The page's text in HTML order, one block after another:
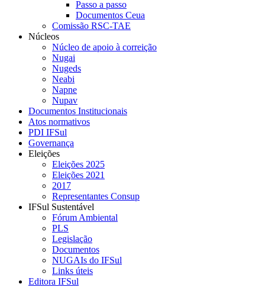
Passo a passo
Documentos Ceua
Comissão RSC-TAE
Núcleos
Núcleo de apoio à correição
Nugai
Nugeds
Neabi
Napne
Nupav
Documentos Institucionais
Atos normativos
PDI IFSul
Governança
Eleições
Eleições 2025
Eleições 2021
2017
Representantes Consup
IFSul Sustentável
Fórum Ambiental
PLS
Legislação
Documentos
NUGAIs do IFSul
Links úteis
Editora IFSul